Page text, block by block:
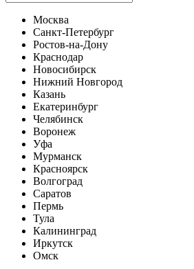
Москва
Санкт-Петербург
Ростов-на-Дону
Краснодар
Новосибирск
Нижний Новгород
Казань
Екатеринбург
Челябинск
Воронеж
Уфа
Мурманск
Красноярск
Волгоград
Саратов
Пермь
Тула
Калининград
Иркутск
Омск